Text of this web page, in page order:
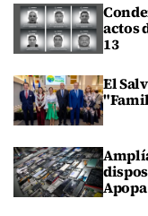
actos
13
El